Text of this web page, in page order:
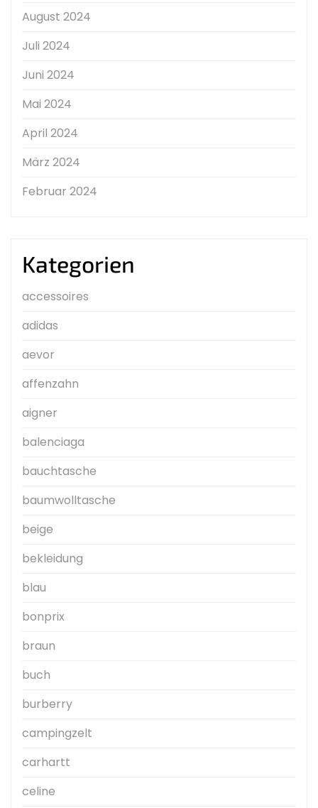
August 2024
Juli 2024
Juni 2024
Mai 2024
April 2024
März 2024
Februar 2024
Kategorien
accessoires
adidas
aevor
affenzahn
aigner
balenciaga
bauchtasche
baumwolltasche
beige
bekleidung
blau
bonprix
braun
buch
burberry
campingzelt
carhartt
celine